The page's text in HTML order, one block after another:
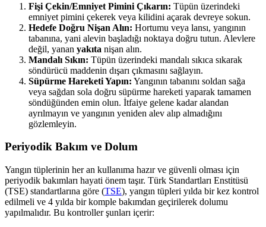
Fişi Çekin/Emniyet Pimini Çıkarın: Tüpün üzerindeki
emniyet pimini çekerek veya kilidini açarak devreye sokun.
Hedefe Doğru Nişan Alın: Hortumu veya lansı, yangının
tabanına, yani alevin başladığı noktaya doğru tutun. Alevlere
değil, yanan yakıta nişan alın.
Mandalı Sıkın: Tüpün üzerindeki mandalı sıkıca sıkarak
söndürücü maddenin dışarı çıkmasını sağlayın.
Süpürme Hareketi Yapın: Yangının tabanını soldan sağa
veya sağdan sola doğru süpürme hareketi yaparak tamamen
söndüğünden emin olun. İtfaiye gelene kadar alandan
ayrılmayın ve yangının yeniden alev alıp almadığını
gözlemleyin.
Periyodik Bakım ve Dolum
Yangın tüplerinin her an kullanıma hazır ve güvenli olması için
periyodik bakımları hayati önem taşır. Türk Standartları Enstitüsü
(TSE) standartlarına göre (TSE), yangın tüpleri yılda bir kez kontrol
edilmeli ve 4 yılda bir komple bakımdan geçirilerek dolumu
yapılmalıdır. Bu kontroller şunları içerir: